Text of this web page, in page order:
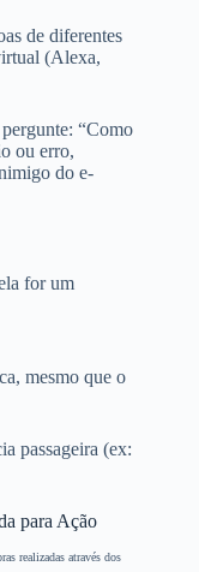
de diferentes
(Alexa,
“Como
ou erro,
do e-
for um
mesmo que o
passageira (ex:
para Ação
realizadas através dos